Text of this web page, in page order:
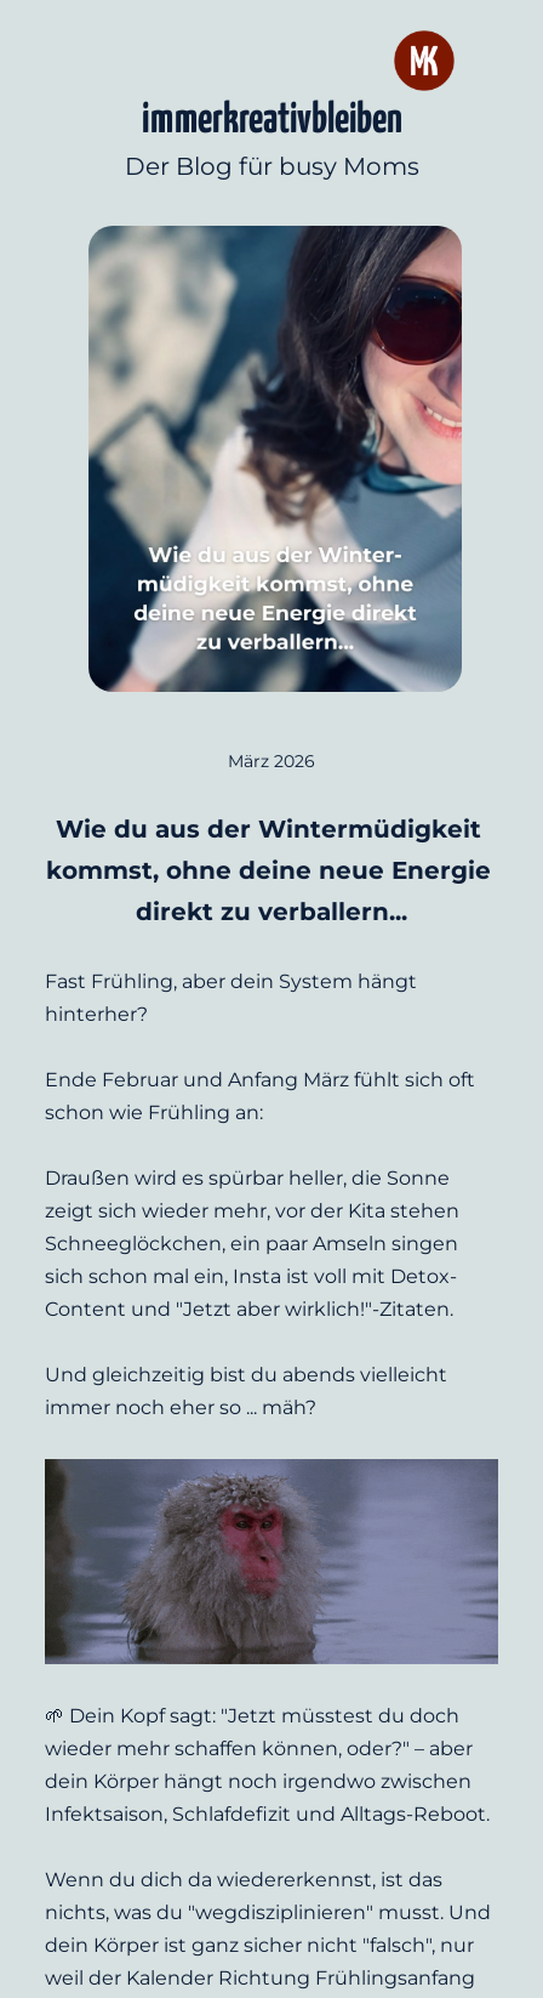
immerkreativbleiben
Der Blog für busy Moms
März 2026
Wie du aus der Wintermüdigkeit
kommst, ohne deine neue Energie
direkt zu verballern...
Fast Frühling, aber dein System hängt
hinterher?
Ende Februar und Anfang März fühlt sich oft
schon wie Frühling an:
Draußen wird es spürbar heller, die Sonne
zeigt sich wieder mehr, vor der Kita stehen
Schneeglöckchen, ein paar Amseln singen
sich schon mal ein, Insta ist voll mit Detox-
Content und "Jetzt aber wirklich!"-Zitaten.
Und gleichzeitig bist du abends vielleicht
immer noch eher so ... mäh?
🌱 Dein Kopf sagt: "Jetzt müsstest du doch
wieder mehr schaffen können, oder?" – aber
dein Körper hängt noch irgendwo zwischen
Infektsaison, Schlafdefizit und Alltags-Reboot.
Wenn du dich da wiedererkennst, ist das
nichts, was du "wegdisziplinieren" musst. Und
dein Körper ist ganz sicher nicht "falsch", nur
weil der Kalender Richtung Frühlingsanfang